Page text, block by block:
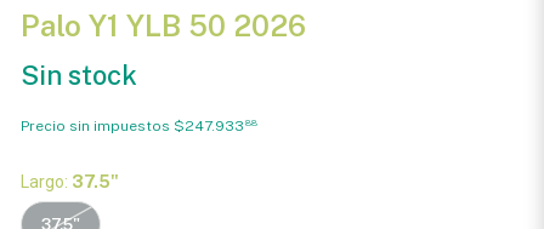
Palo Y1 YLB 50 2026
Sin stock
Precio sin impuestos $247.933 88
Largo: 37.5"
37.5"